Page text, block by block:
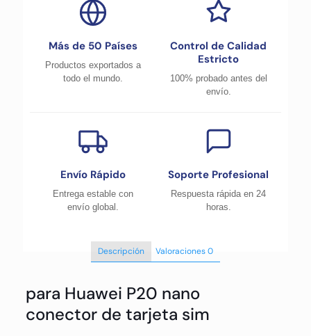
Más de 50 Países
Productos exportados a
todo el mundo.
Control de Calidad
Estricto
100% probado antes del
envío.
Envío Rápido
Entrega estable con
envío global.
Soporte Profesional
Respuesta rápida en 24
horas.
Descripción Valoraciones0
para Huawei P20 nano
conector de tarjeta sim